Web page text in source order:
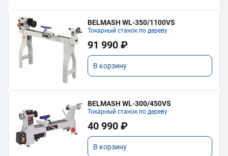
BELMASH WL-350/1100VS
Токарный станок по дереву
91 990 ₽
В корзину
BELMASH WL-300/450VS
Токарный станок по дереву
40 990 ₽
В корзину